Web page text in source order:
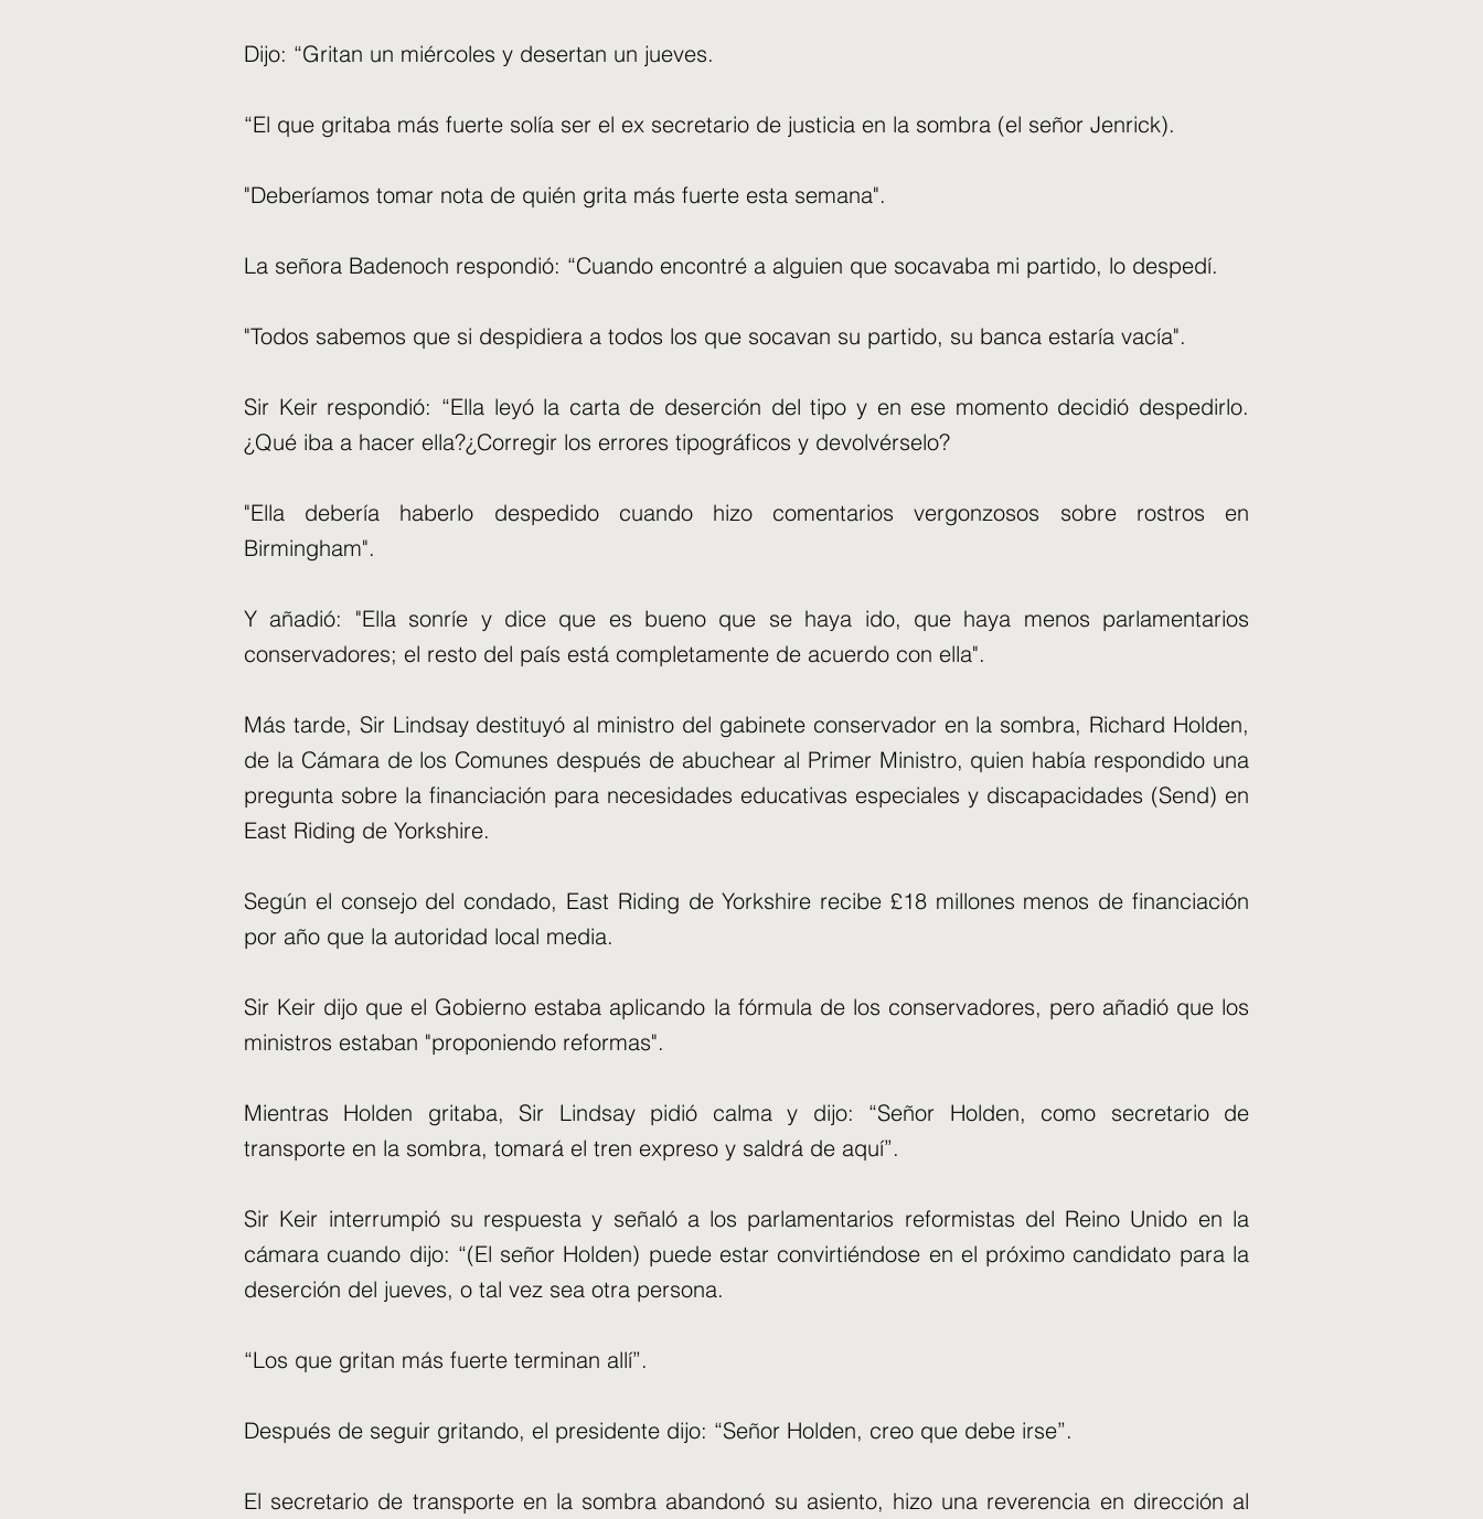
Dijo: “Gritan un miércoles y desertan un jueves.
“El que gritaba más fuerte solía ser el ex secretario de justicia en la sombra (el señor Jenrick).
"Deberíamos tomar nota de quién grita más fuerte esta semana".
La señora Badenoch respondió: “Cuando encontré a alguien que socavaba mi partido, lo despedí.
"Todos sabemos que si despidiera a todos los que socavan su partido, su banca estaría vacía".
Sir Keir respondió: “Ella leyó la carta de deserción del tipo y en ese momento decidió despedirlo.
¿Qué iba a hacer ella?¿Corregir los errores tipográficos y devolvérselo?
"Ella debería haberlo despedido cuando hizo comentarios vergonzosos sobre rostros en
Birmingham".
Y añadió: "Ella sonríe y dice que es bueno que se haya ido, que haya menos parlamentarios
conservadores; el resto del país está completamente de acuerdo con ella".
Más tarde, Sir Lindsay destituyó al ministro del gabinete conservador en la sombra, Richard Holden,
de la Cámara de los Comunes después de abuchear al Primer Ministro, quien había respondido una
pregunta sobre la financiación para necesidades educativas especiales y discapacidades (Send) en
East Riding de Yorkshire.
Según el consejo del condado, East Riding de Yorkshire recibe £18 millones menos de financiación
por año que la autoridad local media.
Sir Keir dijo que el Gobierno estaba aplicando la fórmula de los conservadores, pero añadió que los
ministros estaban "proponiendo reformas".
Mientras Holden gritaba, Sir Lindsay pidió calma y dijo: “Señor Holden, como secretario de
transporte en la sombra, tomará el tren expreso y saldrá de aquí”.
Sir Keir interrumpió su respuesta y señaló a los parlamentarios reformistas del Reino Unido en la
cámara cuando dijo: “(El señor Holden) puede estar convirtiéndose en el próximo candidato para la
deserción del jueves, o tal vez sea otra persona.
“Los que gritan más fuerte terminan allí”.
Después de seguir gritando, el presidente dijo: “Señor Holden, creo que debe irse”.
El secretario de transporte en la sombra abandonó su asiento, hizo una reverencia en dirección al